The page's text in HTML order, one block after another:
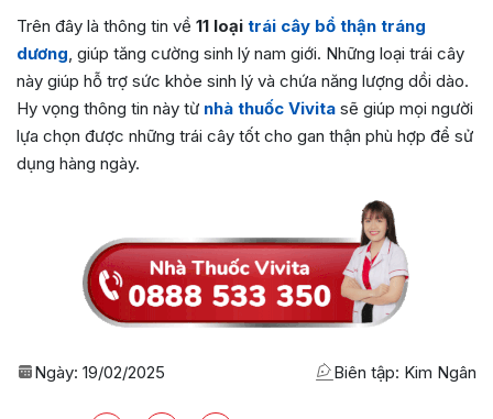
Trên đây là thông tin về 11 loại trái cây bổ thận tráng
dương , giúp tăng cường sinh lý nam giới. Những loại trái cây
này giúp hỗ trợ sức khỏe sinh lý và chứa năng lượng dồi dào.
Hy vọng thông tin này từ nhà thuốc Vivita sẽ giúp mọi người
lựa chọn được những trái cây tốt cho gan thận phù hợp để sử
dụng hàng ngày.
Ngày: 19/02/2025 Biên tập: Kim Ngân